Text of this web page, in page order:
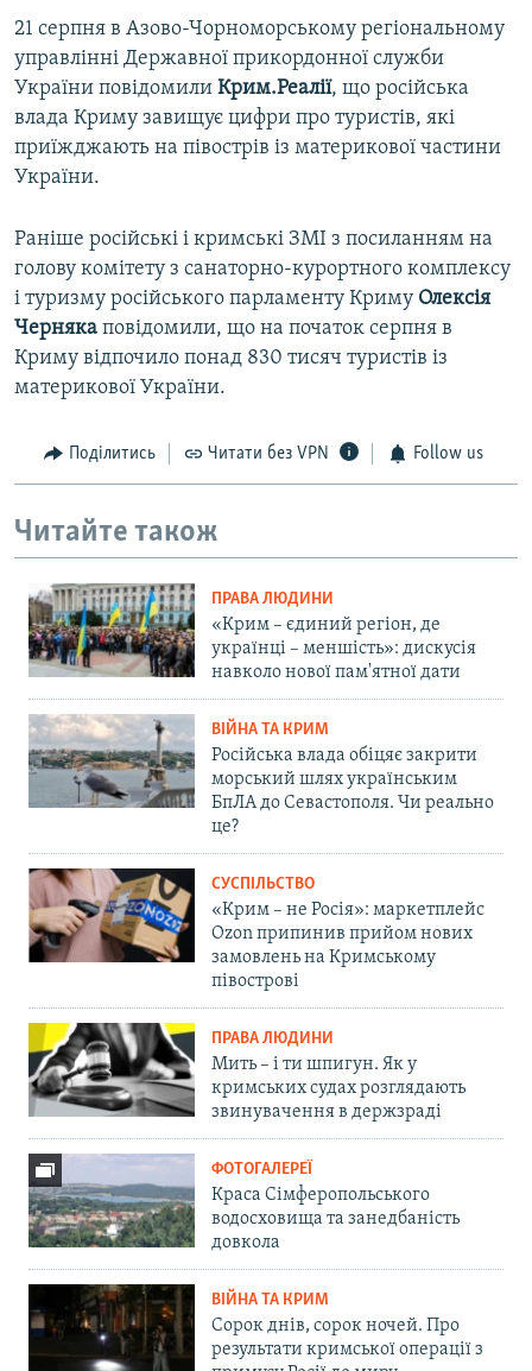
21 серпня в Азово-Чорноморському регіональному
управлінні Державної прикордонної служби
України повідомили Крим.Реалії, що російська
влада Криму завищує цифри про туристів, які
приїжджають на півострів із материкової частини
України.
Раніше російські і кримські ЗМІ з посиланням на
голову комітету з санаторно-курортного комплексу
і туризму російського парламенту Криму Олексія
Черняка повідомили, що на початок серпня в
Криму відпочило понад 830 тисяч туристів із
материкової України.
Поділитись Читати без VPN Follow us
Читайте також
ПРАВА ЛЮДИНИ
«Крим – єдиний регіон, де
українці – меншість»: дискусія
навколо нової пам'ятної дати
ВІЙНА ТА КРИМ
Російська влада обіцяє закрити
морський шлях українським
БпЛА до Севастополя. Чи реально
це?
СУСПІЛЬСТВО
«Крим – не Росія»: маркетплейс
Ozon припинив прийом нових
замовлень на Кримському
півострові
ПРАВА ЛЮДИНИ
Мить – і ти шпигун. Як у
кримських судах розглядають
звинувачення в держзраді
ФОТОГАЛЕРЕЇ
Краса Сімферопольського
водосховища та занедбаність
довкола
ВІЙНА ТА КРИМ
Сорок днів, сорок ночей. Про
результати кримської операції з